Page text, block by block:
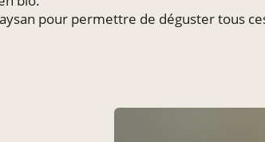
pour permettre de déguster tous